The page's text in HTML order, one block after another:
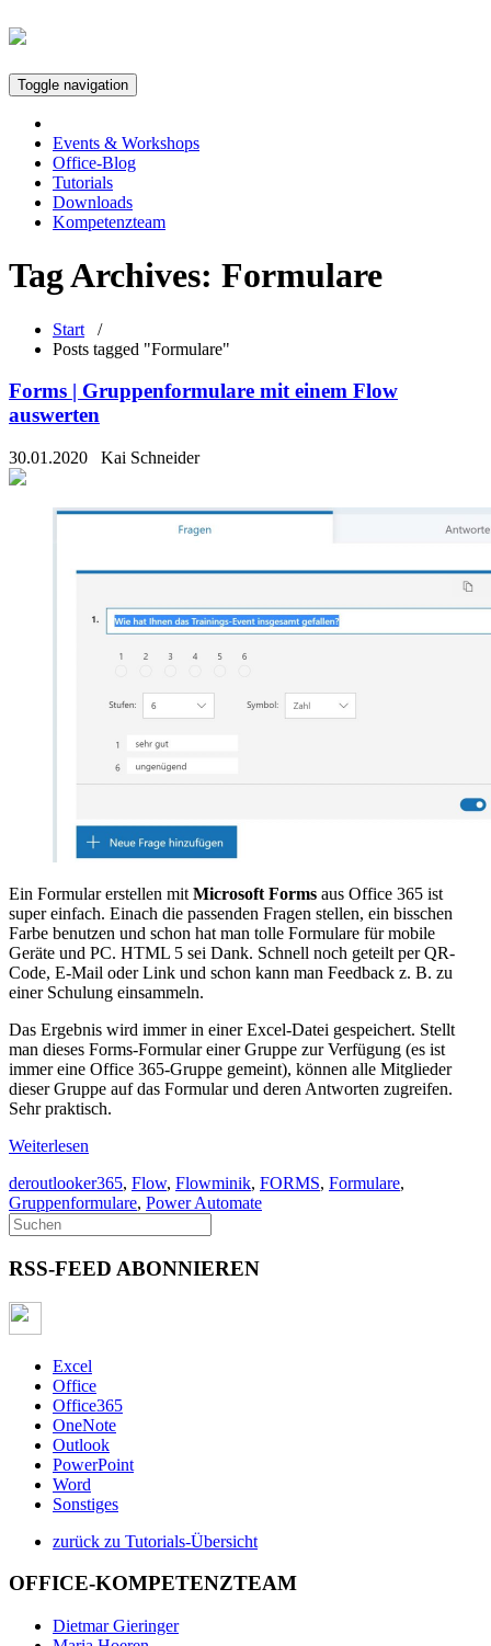
Toggle navigation
Events & Workshops
Office-Blog
Tutorials
Downloads
Kompetenzteam
Tag Archives: Formulare
Start /
Posts tagged "Formulare"
Forms | Gruppenformulare mit einem Flow
auswerten
30.01.2020 Kai Schneider
Ein Formular erstellen mit Microsoft Forms aus Office 365 ist
super einfach. Einach die passenden Fragen stellen, ein bisschen
Farbe benutzen und schon hat man tolle Formulare für mobile
Geräte und PC. HTML 5 sei Dank. Schnell noch geteilt per QR-
Code, E-Mail oder Link und schon kann man Feedback z. B. zu
einer Schulung einsammeln.
Das Ergebnis wird immer in einer Excel-Datei gespeichert. Stellt
man dieses Forms-Formular einer Gruppe zur Verfügung (es ist
immer eine Office 365-Gruppe gemeint), können alle Mitglieder
dieser Gruppe auf das Formular und deren Antworten zugreifen.
Sehr praktisch.
Weiterlesen
deroutlooker365, Flow, Flowminik, FORMS, Formulare,
Gruppenformulare, Power Automate
RSS-FEED ABONNIEREN
Excel
Office
Office365
OneNote
Outlook
PowerPoint
Word
Sonstiges
zurück zu Tutorials-Übersicht
OFFICE-KOMPETENZTEAM
Dietmar Gieringer